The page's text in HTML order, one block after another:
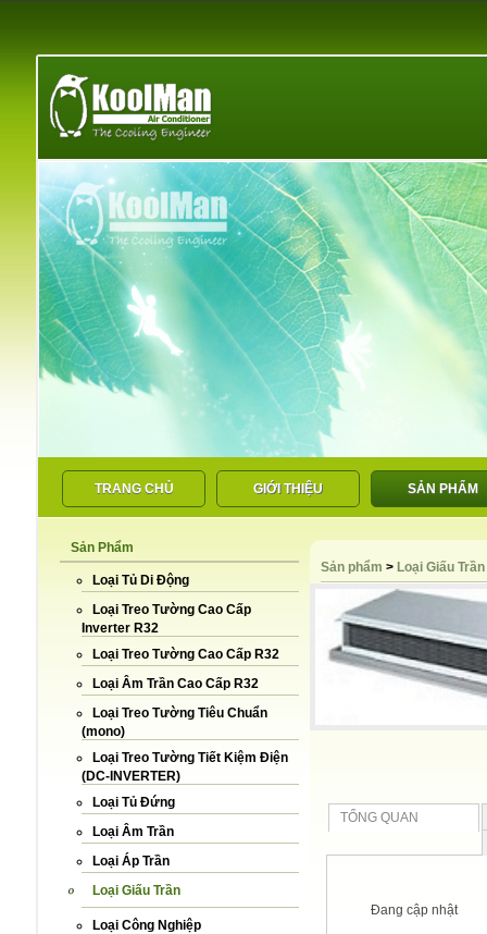
TRANG CHỦ GIỚI THIỆU SẢN PHẨM
LIÊN HỆ
Sản Phẩm
Loại Tủ Di Động
Loại Treo Tường Cao Cấp
Inverter R32
Loại Treo Tường Cao Cấp R32
Loại Âm Trần Cao Cấp R32
Loại Treo Tường Tiêu Chuẩn
(mono)
Loại Treo Tường Tiết Kiệm Điện
(DC-INVERTER)
Loại Tủ Đứng
Loại Âm Trần
Loại Áp Trần
Loại Giấu Trần
Loại Công Nghiệp
Sản phẩm > Loại Giấu Trần
TỔNG QUAN
Đang cập nhật